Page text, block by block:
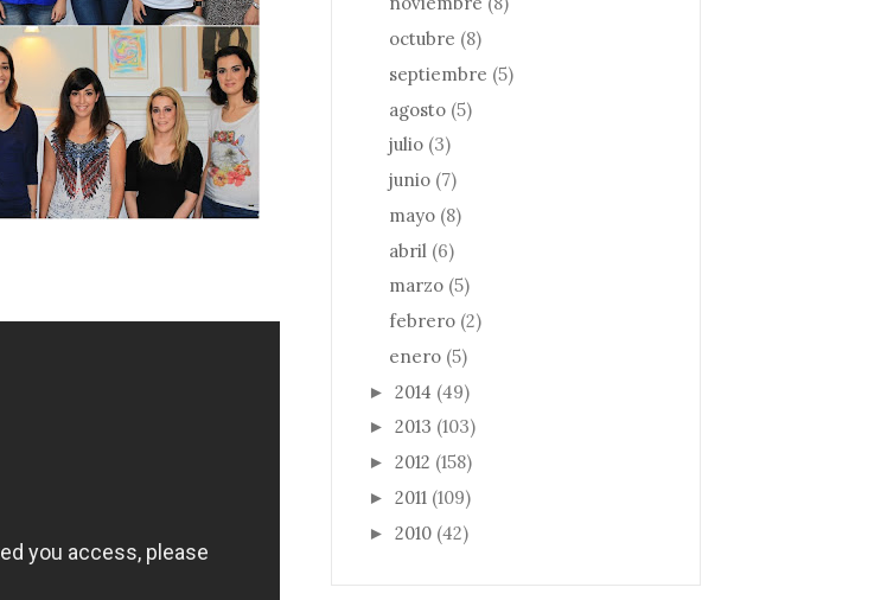
octubre (8)
septiembre (5)
agosto (5)
julio (3)
junio (7)
mayo (8)
abril (6)
marzo (5)
febrero (2)
enero (5)
► 2014 (49)
► 2013 (103)
► 2012 (158)
► 2011 (109)
► 2010 (42)